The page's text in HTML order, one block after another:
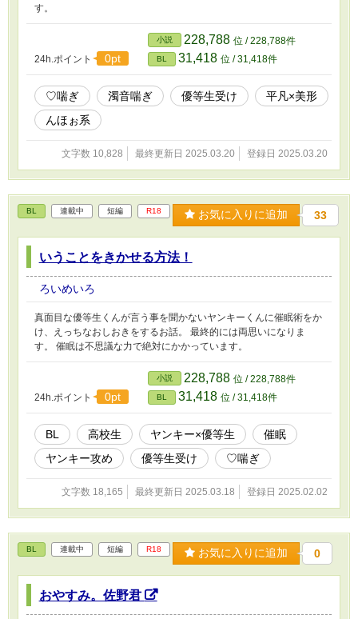
す。
24h.ポイント 0pt
小説 228,788 位 / 228,788件
BL 31,418 位 / 31,418件
♡喘ぎ 濁音喘ぎ 優等生受け
平凡×美形
んほぉ系
文字数 10,828 最終更新日 2025.03.20 登録日 2025.03.20
BL 連載中 短編 R18 お気に入りに追加 33
いうことをきかせる方法！
ろいめいろ
真面目な優等生くんが言う事を聞かないヤンキーくんに催眠術をか
け、えっちなおしおきをするお話。 最終的には両思いになりま
す。 催眠は不思議な力で絶対にかかっています。
24h.ポイント 0pt
小説 228,788 位 / 228,788件
BL 31,418 位 / 31,418件
BL 高校生 ヤンキー×優等生
催眠
ヤンキー攻め
優等生受け ♡喘ぎ
文字数 18,165 最終更新日 2025.03.18 登録日 2025.02.02
BL 連載中 短編 R18 お気に入りに追加 0
おやすみ。佐野君